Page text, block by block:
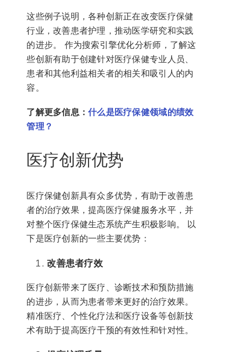
这些例子说明，各种创新正在改变医疗保健
行业，改善患者护理，推动医学研究和实践
的进步。 作为搜索引擎优化分析师，了解这
些创新有助于创建针对医疗保健专业人员、
患者和其他利益相关者的相关和吸引人的内
容。
了解更多信息：什么是医疗保健领域的绩效
管理？
医疗创新优势
医疗保健创新具有众多优势，有助于改善患
者的治疗效果，提高医疗保健服务水平，并
对整个医疗保健生态系统产生积极影响。 以
下是医疗创新的一些主要优势：
改善患者疗效
医疗创新带来了医疗、诊断技术和预防措施
的进步，从而为患者带来更好的治疗效果。
精准医疗、个性化疗法和医疗设备等创新技
术有助于提高医疗干预的有效性和针对性。